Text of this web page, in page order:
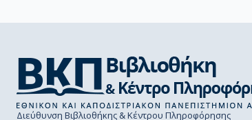
Διεύθυνση Βιβλιοθήκης & Κέντρου Πληροφόρησης